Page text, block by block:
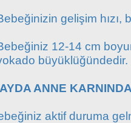
gelişim hızı,
12-14 cm
büyüklüğündedir.
ANNE
aktif duruma